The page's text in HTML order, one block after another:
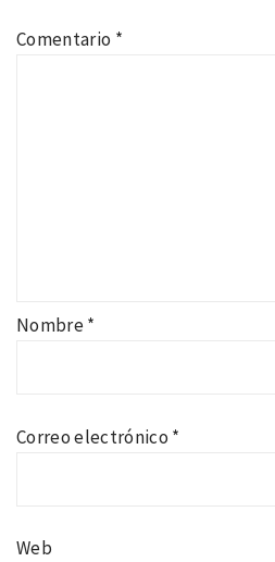
Comentario *
Nombre*
Correo electrónico *
Web